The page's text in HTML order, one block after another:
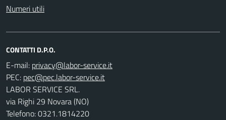
Numeri utili
CONTATTI D.P.O.
E-mail:
PEC:
LABOR SERVICE SRL.
via Righi 29 Novara (NO)
Telefono: 0321.1814220